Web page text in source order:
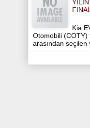
Kia
Otomobili
arasından